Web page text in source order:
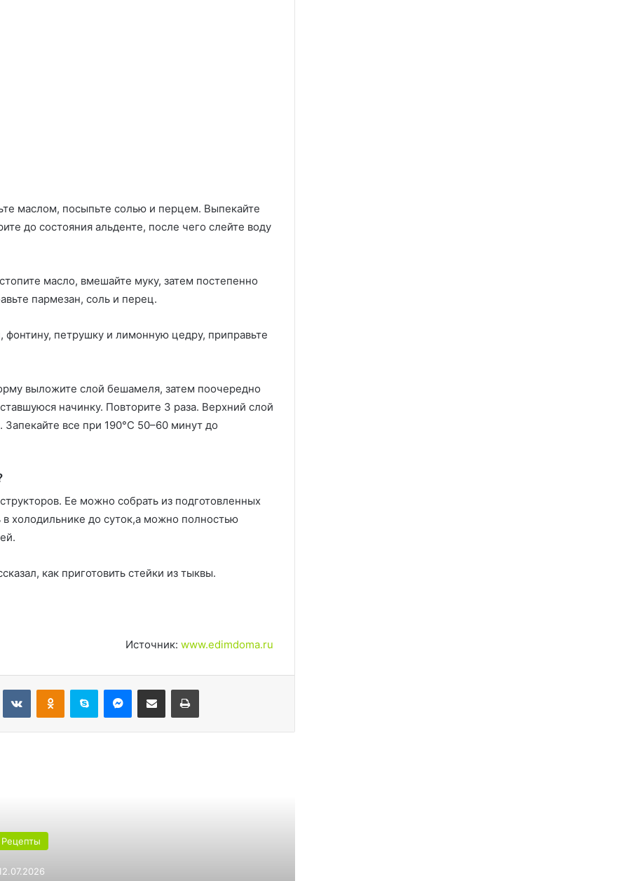
маслом, посыпьте солью и перцем. Выпекайте
до состояния альденте, после чего слейте воду
масло, вмешайте муку, затем постепенно
пармезан, соль и перец.
петрушку и лимонную цедру, приправьте
выложите слой бешамеля, затем поочередно
начинку. Повторите 3 раза. Верхний слой
все при 190°C 50–60 минут до
Ее можно собрать из подготовленных
холодильнике до суток,а можно полностью
как приготовить стейки из тыквы.
Источник: www.edimdoma.ru
ВконтактеОдноклассники
Skype Messenger
Поделиться через электронную почту Печатать